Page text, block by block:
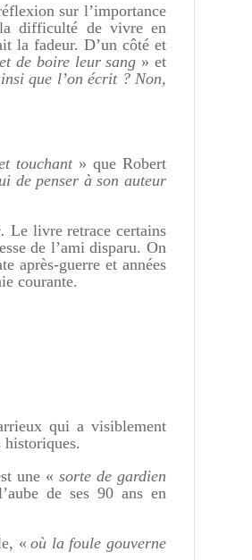
sur l’importance
la difficulté de vivre en
la fadeur. D’un côté et
de boire leur sang » et
que l’on écrit ? Non,
touchant» que Robert
de penser à son auteur
Le livre retrace certains
de l’ami disparu. On
après-guerre et années
courante.
qui a visiblement
historiques.
une « sorte de gardien
de ses 90 ans en
« où la foule gouverne